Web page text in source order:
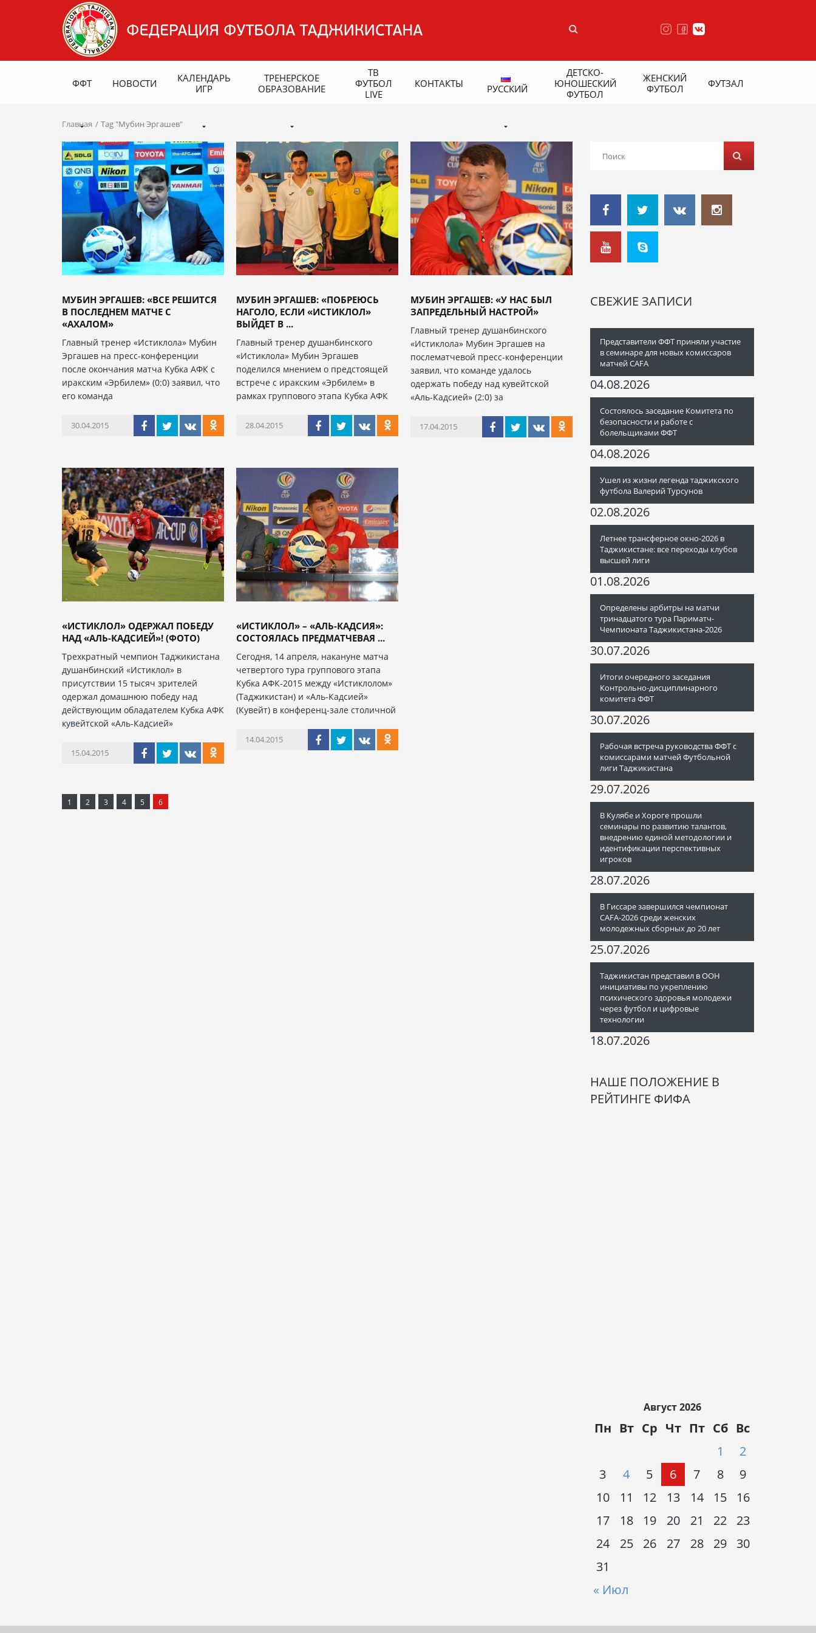
ФФТ НОВОСТИ
КАЛЕНДАРЬ
ИГР
ТРЕНЕРСКОЕ
ОБРАЗОВАНИЕ
ТВ
ФУТБОЛ
LIVE
КОНТАКТЫ РУССКИЙ
ДЕТСКО-
ЮНОШЕСКИЙ
ФУТБОЛ
ЖЕНСКИЙ
ФУТБОЛ
ФУТЗАЛ
Главная Tag "Мубин Эргашев"
МУБИН ЭРГАШЕВ: «ВСЕ РЕШИТСЯ
В ПОСЛЕДНЕМ МАТЧЕ С
«АХАЛОМ»
Главный тренер «Истиклола» Мубин
Эргашев на пресс-конференции
после окончания матча Кубка АФК с
иракским «Эрбилем» (0:0) заявил, что
его команда
30.04.2015
МУБИН ЭРГАШЕВ: «ПОБРЕЮСЬ
НАГОЛО, ЕСЛИ «ИСТИКЛОЛ»
ВЫЙДЕТ В ...
Главный тренер душанбинского
«Истиклола» Мубин Эргашев
поделился мнением о предстоящей
встрече с иракским «Эрбилем» в
рамках группового этапа Кубка АФК
28.04.2015
МУБИН ЭРГАШЕВ: «У НАС БЫЛ
ЗАПРЕДЕЛЬНЫЙ НАСТРОЙ»
Главный тренер душанбинского
«Истиклола» Мубин Эргашев на
послематчевой пресс-конференции
заявил, что команде удалось
одержать победу над кувейтской
«Аль-Кадсией» (2:0) за
17.04.2015
«ИСТИКЛОЛ» ОДЕРЖАЛ ПОБЕДУ
НАД «АЛЬ-КАДСИЕЙ»! (ФОТО)
Трехкратный чемпион Таджикистана
душанбинский «Истиклол» в
присутствии 15 тысяч зрителей
одержал домашнюю победу над
действующим обладателем Кубка АФК
кувейтской «Аль-Кадсией»
15.04.2015
«ИСТИКЛОЛ» – «АЛЬ-КАДСИЯ»:
СОСТОЯЛАСЬ ПРЕДМАТЧЕВАЯ ...
Сегодня, 14 апреля, накануне матча
четвертого тура группового этапа
Кубка АФК-2015 между «Истиклолом»
(Таджикистан) и «Аль-Кадсией»
(Кувейт) в конференц-зале столичной
14.04.2015
1 2 3 4 5 6
СВЕЖИЕ ЗАПИСИ
Представители ФФТ приняли участие
в семинаре для новых комиссаров
матчей CAFA
04.08.2026
Состоялось заседание Комитета по
безопасности и работе с
болельщиками ФФТ
04.08.2026
Ушел из жизни легенда таджикского
футбола Валерий Турсунов
02.08.2026
Летнее трансферное окно-2026 в
Таджикистане: все переходы клубов
высшей лиги
01.08.2026
Определены арбитры на матчи
тринадцатого тура Париматч-
Чемпионата Таджикистана-2026
30.07.2026
Итоги очередного заседания
Контрольно-дисциплинарного
комитета ФФТ
30.07.2026
Рабочая встреча руководства ФФТ с
комиссарами матчей Футбольной
лиги Таджикистана
29.07.2026
В Кулябе и Хороге прошли
семинары по развитию талантов,
внедрению единой методологии и
идентификации перспективных
игроков
28.07.2026
В Гиссаре завершился чемпионат
CAFA-2026 среди женских
молодежных сборных до 20 лет
25.07.2026
Таджикистан представил в ООН
инициативы по укреплению
психического здоровья молодежи
через футбол и цифровые
технологии
18.07.2026
НАШЕ ПОЛОЖЕНИЕ В
РЕЙТИНГЕ ФИФА
Август 2026
Пн Вт Ср Чт Пт Сб Вс
« Июл
1
2
3
4 5 6 7 8
9
10
11 12 13 14 15
16
17
18 19 20 21 22
23
24
25 26 27 28 29
30
31